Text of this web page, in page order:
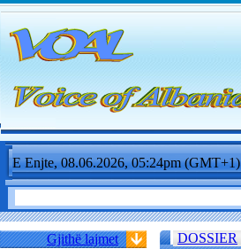
E Enjte, 08.06.2026, 05:24pm (GMT+1)
Gjithë lajmet
DOSSIER